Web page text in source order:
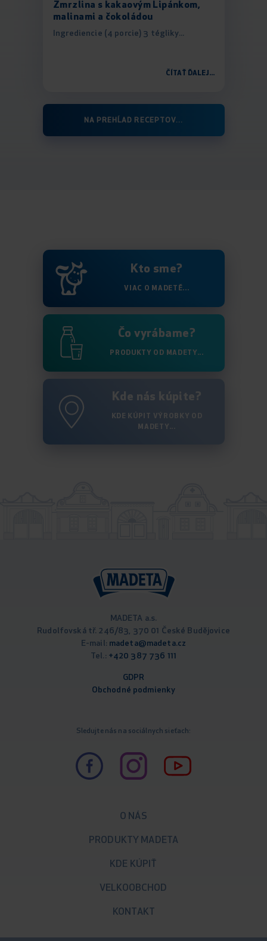
Zmrzlina s kakaovým Lipánkom,
malinami a čokoládou
Ingrediencie (4 porcie) 3 tégliky...
ČÍTAŤ ĎALEJ...
NA PREHĹAD RECEPTOV...
Kto sme?
VIAC O MADETĚ...
Čo vyrábame?
PRODUKTY OD MADETY...
Kde nás kúpite?
KDE KÚPIT VÝROBKY OD
MADETY...
MADETA a.s.
Rudolfovská tř. 246/83, 370 01 České Budějovice
E-mail: madeta@madeta.cz
Tel.: +420 387 736 111
GDPR
Obchodné podmienky
Sledujte nás na sociálnych sieťach:
O NÁS
PRODUKTY MADETA
KDE KÚPIŤ
VELKOOBCHOD
KONTAKT